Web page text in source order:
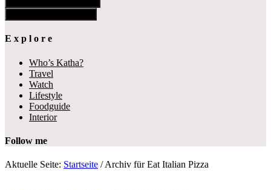
E x p l o r e
Who’s Katha?
Travel
Watch
Lifestyle
Foodguide
Interior
Follow me
Aktuelle Seite: Startseite /Archiv für Eat Italian Pizza